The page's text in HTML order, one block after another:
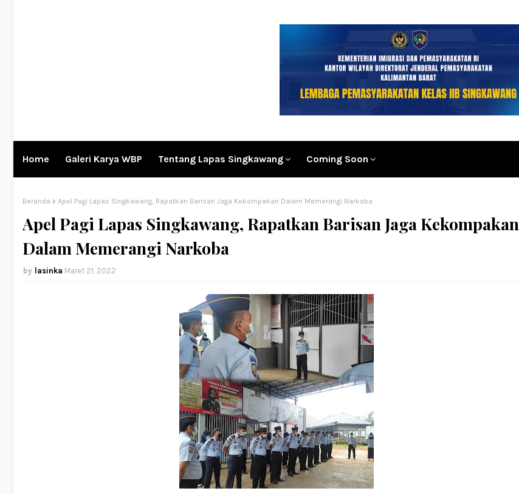
Home Galeri Karya WBP Tentang Lapas Singkawang Coming Soon
Beranda Apel Pagi Lapas Singkawang, Rapatkan Barisan Jaga Kekompakan Dalam Memerangi Narkoba
Apel Pagi Lapas Singkawang, Rapatkan Barisan Jaga Kekompakan
Dalam Memerangi Narkoba
lasinka Maret 21, 2022